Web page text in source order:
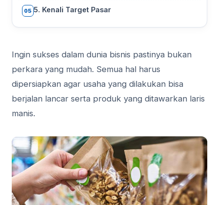
05 5. Kenali Target Pasar
Ingin sukses dalam dunia bisnis pastinya bukan
perkara yang mudah. Semua hal harus
dipersiapkan agar usaha yang dilakukan bisa
berjalan lancar serta produk yang ditawarkan laris
manis.